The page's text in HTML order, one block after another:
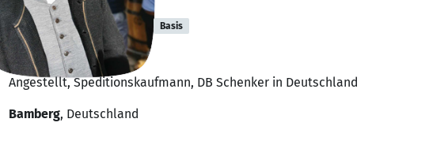
Rünagel Basis
und munter. 🥦
Angestellt, Speditionskaufmann, DB Schenker in Deutschland
Bamberg, Deutschland